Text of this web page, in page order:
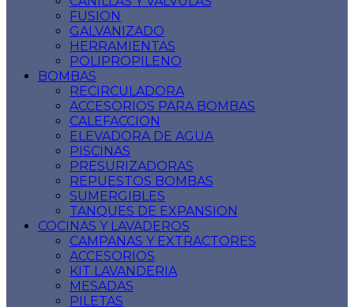
FUSION
GALVANIZADO
HERRAMIENTAS
POLIPROPILENO
BOMBAS
RECIRCULADORA
ACCESORIOS PARA BOMBAS
CALEFACCION
ELEVADORA DE AGUA
PISCINAS
PRESURIZADORAS
REPUESTOS BOMBAS
SUMERGIBLES
TANQUES DE EXPANSION
COCINAS Y LAVADEROS
CAMPANAS Y EXTRACTORES
ACCESORIOS
KIT LAVANDERIA
MESADAS
PILETAS